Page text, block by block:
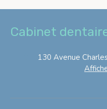
Cabinet
130 Avenue